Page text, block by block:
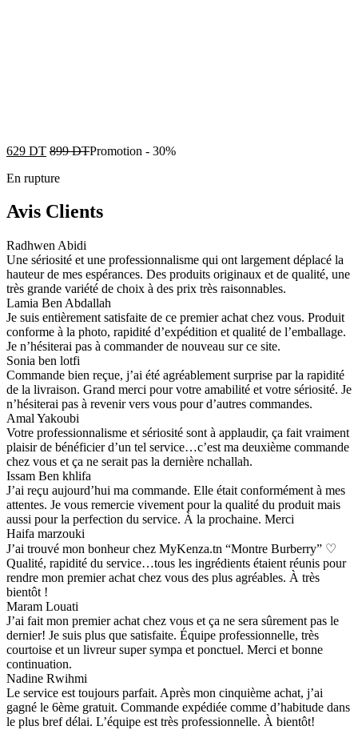
629 DT 899DTPromotion - 30%
En rupture
Avis Clients
Radhwen Abidi
Une sériosité et une professionnalisme qui ont largement déplacé la
hauteur de mes espérances. Des produits originaux et de qualité, une
très grande variété de choix à des prix très raisonnables.
Lamia Ben Abdallah
Je suis entièrement satisfaite de ce premier achat chez vous. Produit
conforme à la photo, rapidité d’expédition et qualité de l’emballage.
Je n’hésiterai pas à commander de nouveau sur ce site.
Sonia ben lotfi
Commande bien reçue, j’ai été agréablement surprise par la rapidité
de la livraison. Grand merci pour votre amabilité et votre sériosité. Je
n’hésiterai pas à revenir vers vous pour d’autres commandes.
Amal Yakoubi
Votre professionnalisme et sériosité sont à applaudir, ça fait vraiment
plaisir de bénéficier d’un tel service…c’est ma deuxième commande
chez vous et ça ne serait pas la dernière nchallah.
Issam Ben khlifa
J’ai reçu aujourd’hui ma commande. Elle était conformément à mes
attentes. Je vous remercie vivement pour la qualité du produit mais
aussi pour la perfection du service. À la prochaine. Merci
Haifa marzouki
J’ai trouvé mon bonheur chez MyKenza.tn “Montre Burberry” ♡
Qualité, rapidité du service…tous les ingrédients étaient réunis pour
rendre mon premier achat chez vous des plus agréables. À très
bientôt !
Maram Louati
J’ai fait mon premier achat chez vous et ça ne sera sûrement pas le
dernier! Je suis plus que satisfaite. Équipe professionnelle, très
courtoise et un livreur super sympa et ponctuel. Merci et bonne
continuation.
Nadine Rwihmi
Le service est toujours parfait. Après mon cinquième achat, j’ai
gagné le 6ème gratuit. Commande expédiée comme d’habitude dans
le plus bref délai. L’équipe est très professionnelle. À bientôt!